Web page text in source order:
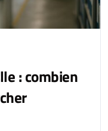
: combien